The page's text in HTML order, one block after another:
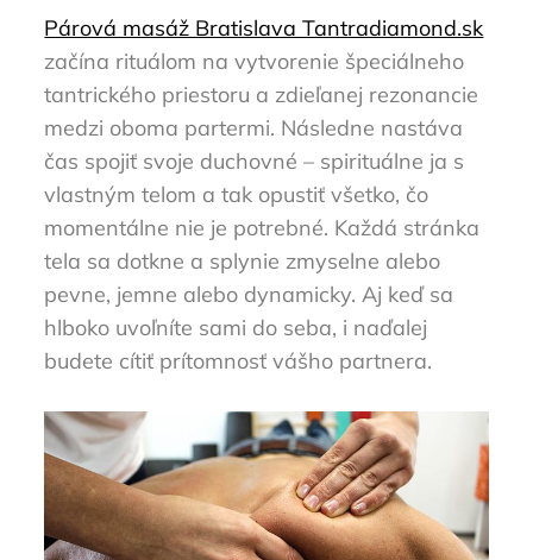
Párová masáž Bratislava Tantradiamond.sk
začína rituálom na vytvorenie špeciálneho
tantrického priestoru a zdieľanej rezonancie
medzi oboma partermi. Následne nastáva
čas spojiť svoje duchovné – spirituálne ja s
vlastným telom a tak opustiť všetko, čo
momentálne nie je potrebné. Každá stránka
tela sa dotkne a splynie zmyselne alebo
pevne, jemne alebo dynamicky. Aj keď sa
hlboko uvoľníte sami do seba, i naďalej
budete cítiť prítomnosť vášho partnera.